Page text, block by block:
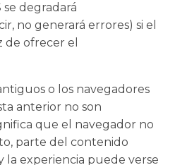
se degradará
no generará errores) si el
de ofrecer el
o los navegadores
anterior no son
que el navegador no
parte del contenido
la experiencia puede verse